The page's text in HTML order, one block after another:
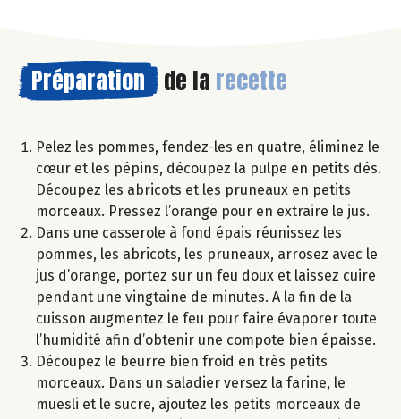
Préparation de la recette
Pelez les pommes, fendez-les en quatre, éliminez le
cœur et les pépins, découpez la pulpe en petits dés.
Découpez les abricots et les pruneaux en petits
morceaux. Pressez l’orange pour en extraire le jus.
Dans une casserole à fond épais réunissez les
pommes, les abricots, les pruneaux, arrosez avec le
jus d’orange, portez sur un feu doux et laissez cuire
pendant une vingtaine de minutes. A la fin de la
cuisson augmentez le feu pour faire évaporer toute
l’humidité afin d’obtenir une compote bien épaisse.
Découpez le beurre bien froid en très petits
morceaux. Dans un saladier versez la farine, le
muesli et le sucre, ajoutez les petits morceaux de